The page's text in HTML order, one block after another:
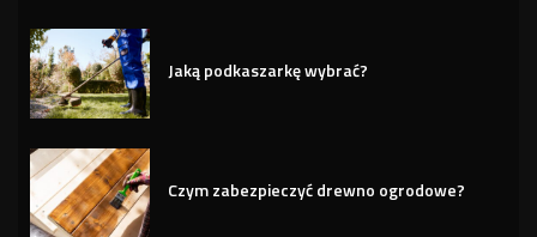
Jaką podkaszarkę wybrać?
Czym zabezpieczyć drewno ogrodowe?